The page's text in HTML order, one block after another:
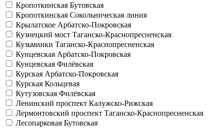
Кропоткинская Бутовская
Кропоткинская Сокольническая линия
Крылатское Арбатско-Покровская
Кузнецкий мост Таганско-Краснопресненская
Кузьминки Таганско-Краснопресненская
Кунцевская Арбатско-Покровская
Кунцевская Филёвская
Курская Арбатско-Покровская
Курская Кольцевая
Кутузовская Филёвская
Ленинский проспект Калужско-Рижская
Лермонтовский проспект Таганско-Краснопресненская
Лесопарковая Бутовская